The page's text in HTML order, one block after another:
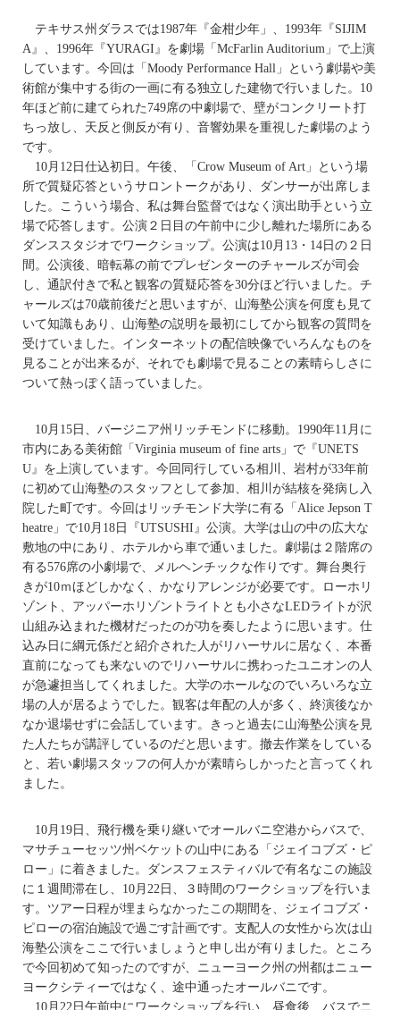
テキサス州ダラスでは1987年『金柑少年」、1993年『SIJIM
A』、1996年『YURAGI』を劇場「McFarlin Auditorium」で上演
しています。今回は「Moody Performance Hall」という劇場や美
術館が集中する街の一画に有る独立した建物で行いました。10
年ほど前に建てられた749席の中劇場で、壁がコンクリート打
ちっ放し、天反と側反が有り、音響効果を重視した劇場のよう
です。
10月12日仕込初日。午後、「Crow Museum of Art」という場
所で質疑応答というサロントークがあり、ダンサーが出席しま
した。こういう場合、私は舞台監督ではなく演出助手という立
場で応答します。公演２日目の午前中に少し離れた場所にある
ダンススタジオでワークショップ。公演は10月13・14日の２日
間。公演後、暗転幕の前でプレゼンターのチャールズが司会
し、通訳付きで私と観客の質疑応答を30分ほど行いました。チ
ャールズは70歳前後だと思いますが、山海塾公演を何度も見て
いて知識もあり、山海塾の説明を最初にしてから観客の質問を
受けていました。インターネットの配信映像でいろんなものを
見ることが出来るが、それでも劇場で見ることの素晴らしさに
ついて熱っぽく語っていました。
10月15日、バージニア州リッチモンドに移動。1990年11月に
市内にある美術館「Virginia museum of fine arts」で『UNETS
U』を上演しています。今回同行している相川、岩村が33年前
に初めて山海塾のスタッフとして参加、相川が結核を発病し入
院した町です。今回はリッチモンド大学に有る「Alice Jepson T
heatre」で10月18日『UTSUSHI』公演。大学は山の中の広大な
敷地の中にあり、ホテルから車で通いました。劇場は２階席の
有る576席の小劇場で、メルヘンチックな作りです。舞台奥行
きが10ｍほどしかなく、かなりアレンジが必要です。ローホリ
ゾント、アッパーホリゾントライトとも小さなLEDライトが沢
山組み込まれた機材だったのが功を奏したように思います。仕
込み日に綱元係だと紹介された人がリハーサルに居なく、本番
直前になっても来ないのでリハーサルに携わったユニオンの人
が急遽担当してくれました。大学のホールなのでいろいろな立
場の人が居るようでした。観客は年配の人が多く、終演後なか
なか退場せずに会話しています。きっと過去に山海塾公演を見
た人たちが講評しているのだと思います。撤去作業をしている
と、若い劇場スタッフの何人かが素晴らしかったと言ってくれ
ました。
10月19日、飛行機を乗り継いでオールバニ空港からバスで、
マサチューセッツ州ベケットの山中にある「ジェイコブズ・ピ
ロー」に着きました。ダンスフェスティバルで有名なこの施設
に１週間滞在し、10月22日、３時間のワークショップを行いま
す。ツアー日程が埋まらなかったこの期間を、ジェイコブズ・
ピローの宿泊施設で過ごす計画です。支配人の女性から次は山
海塾公演をここで行いましょうと申し出が有りました。ところ
で今回初めて知ったのですが、ニューヨーク州の州都はニュー
ヨークシティーではなく、途中通ったオールバニです。
10月22日午前中にワークショップを行い、昼食後、バスでニ